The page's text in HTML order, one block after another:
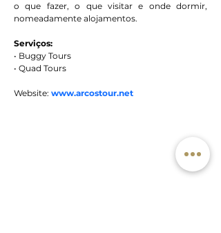
o que fazer, o que visitar e onde dormir,
nomeadamente alojamentos.
Serviços:
• Buggy Tours
• Quad Tours
Website: www.arcostour.net